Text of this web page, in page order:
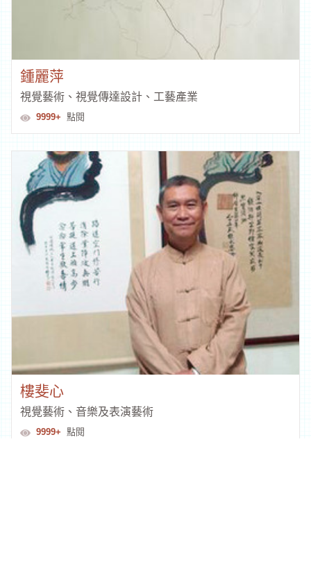
鍾麗萍
視覺藝術、視覺傳達設計、工藝產業
9999+ 點閱
樓斐心
視覺藝術、音樂及表演藝術
9999+ 點閱